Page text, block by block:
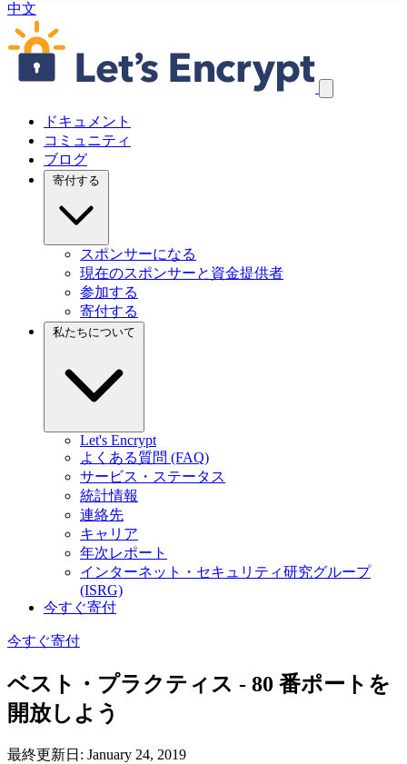
中文
ナビゲーションリンクをスキップ
ドキュメント
コミュニティ
ブログ
寄付する
スポンサーになる
現在のスポンサーと資金提供者
参加する
寄付する
私たちについて
Let's Encrypt
よくある質問 (FAQ)
サービス・ステータス
統計情報
連絡先
キャリア
年次レポート
インターネット・セキュリティ研究グループ
(ISRG)
今すぐ寄付
今すぐ寄付
ベスト・プラクティス - 80 番ポートを
開放しよう
最終更新日: January 24, 2019